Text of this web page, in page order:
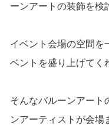
ーンアートの装飾を検
イベント会場の空間を
ベントを盛り上げてく
そんなバルーンアート
ンアーティストが会場